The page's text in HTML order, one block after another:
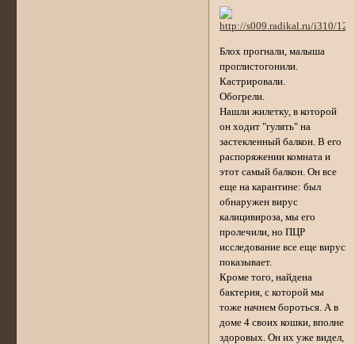
Блох прогнали, малыша
проглистогонили.
Кастрировали.
Обогрели.
Нашли жилетку, в которой
он ходит "гулять" на
застекленный балкон. В его
распоряжении комната и
этот самый балкон. Он все
еще на карантине: был
обнаружен вирус
калицивироза, мы его
пролечили, но ПЦР
исследование все еще вирус
показывает.
Кроме того, найдена
бактерия, с которой мы
тоже начнем бороться. А в
доме 4 своих кошки, вполне
здоровых. Он их уже видел,